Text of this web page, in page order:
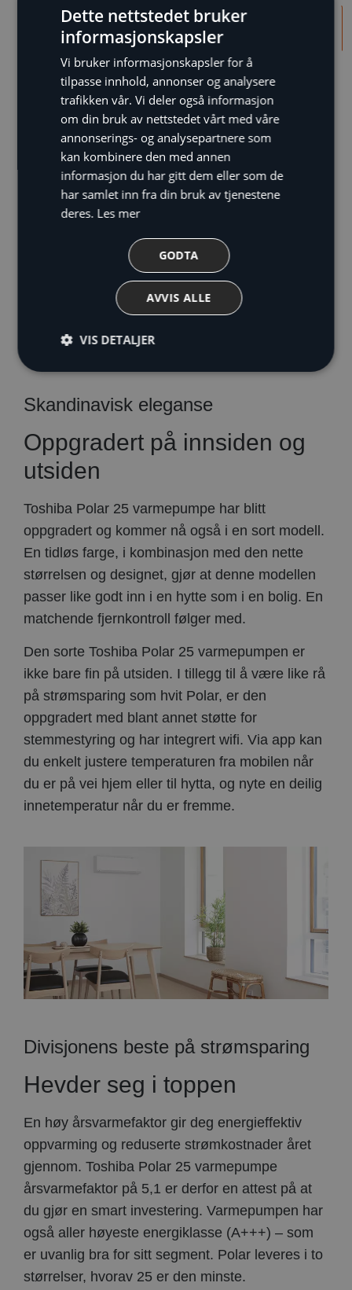
Nøkkelfunksjoner Tekniske spesifikasjoner
Last ned
Beskrivelse
Skandinavisk eleganse
Oppgradert på innsiden og
utsiden
Toshiba Polar 25 varmepumpe har blitt
oppgradert og kommer nå også i en sort modell.
En tidløs farge, i kombinasjon med den nette
størrelsen og designet, gjør at denne modellen
passer like godt inn i en hytte som i en bolig. En
matchende fjernkontroll følger med.
Den sorte Toshiba Polar 25 varmepumpen er
ikke bare fin på utsiden. I tillegg til å være like rå
på strømsparing som hvit Polar, er den
oppgradert med blant annet støtte for
stemmestyring og har integrert wifi. Via app kan
du enkelt justere temperaturen fra mobilen når
du er på vei hjem eller til hytta, og nyte en deilig
innetemperatur når du er fremme.
Divisjonens beste på strømsparing
Hevder seg i toppen
En høy årsvarmefaktor gir deg energieffektiv
oppvarming og reduserte strømkostnader året
gjennom. Toshiba Polar 25 varmepumpe
årsvarmefaktor på 5,1 er derfor en attest på at
du gjør en smart investering. Varmepumpen har
også aller høyeste energiklasse (A+++) – som
er uvanlig bra for sitt segment. Polar leveres i to
størrelser, hvorav 25 er den minste.
Dette nettstedet bruker
informasjonskapsler
Vi bruker informasjonskapsler for å
tilpasse innhold, annonser og analysere
trafikken vår. Vi deler også informasjon
om din bruk av nettstedet vårt med våre
annonserings- og analysepartnere som
kan kombinere den med annen
informasjon du har gitt dem eller som de
har samlet inn fra din bruk av tjenestene
deres. Les mer
GODTA
AVVIS ALLE
VIS DETALJER